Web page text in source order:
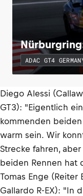
ADAC GT4
Diego Alessi
GT3): "Eigentlich
kommenden
warm sein. Wir
Strecke fahren,
beiden Rennen hat
Tomas Enge
Gallardo R-EX): "In